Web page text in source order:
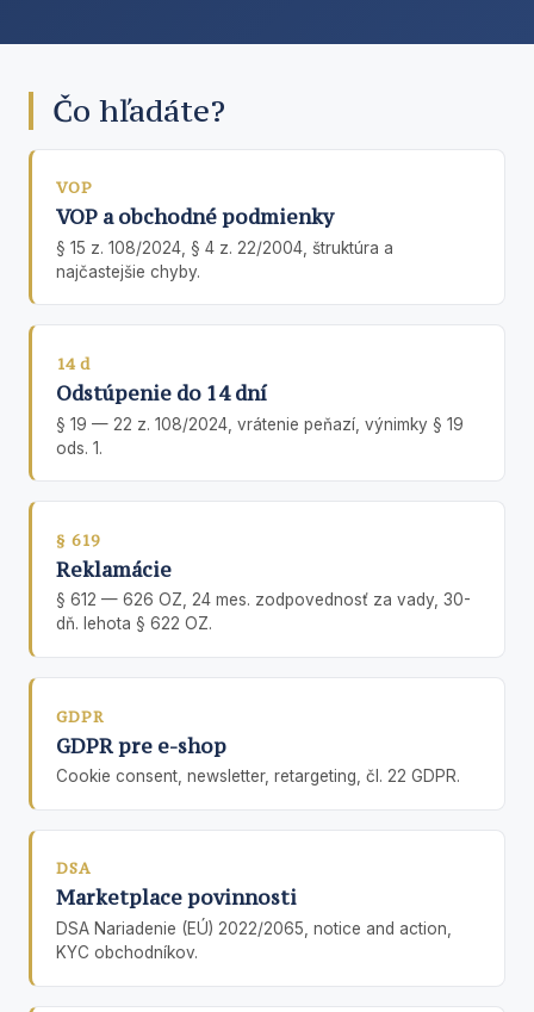
Čo hľadáte?
VOP
VOP a obchodné podmienky
§ 15 z. 108/2024, § 4 z. 22/2004, štruktúra a
najčastejšie chyby.
14 d
Odstúpenie do 14 dní
§ 19 — 22 z. 108/2024, vrátenie peňazí, výnimky § 19
ods. 1.
§ 619
Reklamácie
§ 612 — 626 OZ, 24 mes. zodpovednosť za vady, 30-
dň. lehota § 622 OZ.
GDPR
GDPR pre e-shop
Cookie consent, newsletter, retargeting, čl. 22 GDPR.
DSA
Marketplace povinnosti
DSA Nariadenie (EÚ) 2022/2065, notice and action,
KYC obchodníkov.